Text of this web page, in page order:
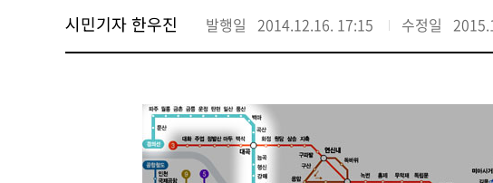
시민기자 한우진 발행일 2014.12.16. 17:15 수정일